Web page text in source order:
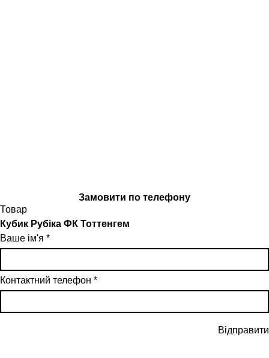
Замовити по телефону
Товар
Кубик Рубіка ФК Тоттенгем
Ваше ім'я *
Контактний телефон *
Відправити